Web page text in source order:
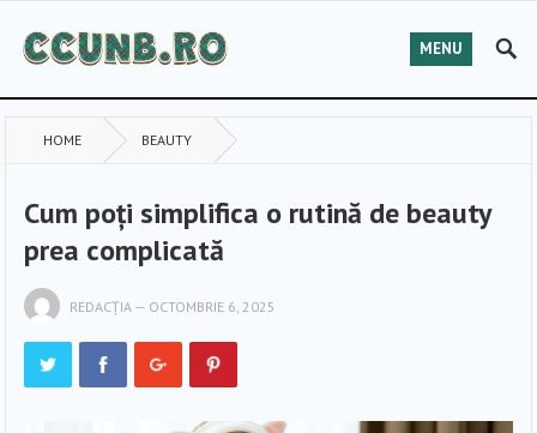
MENU
HOME BEAUTY
Cum poți simplifica o rutină de beauty
prea complicată
REDACȚIA — OCTOMBRIE 6, 2025